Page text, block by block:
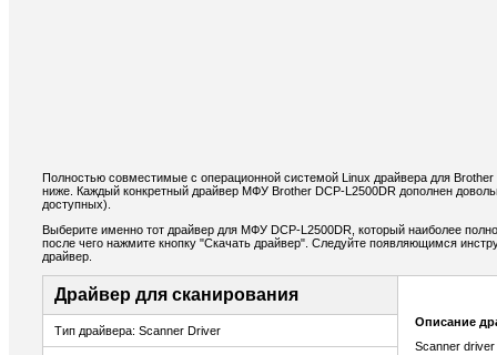
Полностью совместимые с операционной системой Linux драйвера для
ниже. Каждый конкретный драйвер МФУ Brother DCP-L2500DR дополнен
доступных).
Выберите именно тот драйвер для МФУ DCP-L2500DR, который наиболее
после чего нажмите кнопку "Скачать драйвер". Следуйте появляющимся
драйвер.
Драйвер для сканирования
Тип драйвера: Scanner Driver
Описание
Scanner